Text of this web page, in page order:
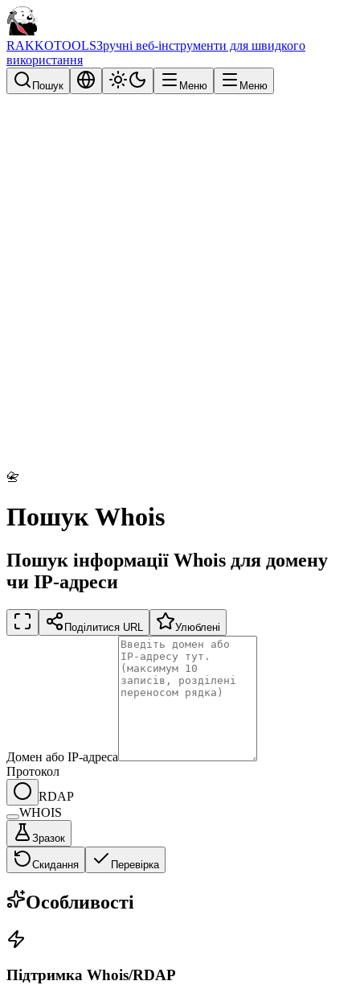
RAKKOTOOLSЗручні веб-інструменти для швидкого
використання
Пошук Меню Меню
📇
Пошук Whois
Пошук інформації Whois для домену
чи IP-адреси
Поділитися URL Улюблені
Домен або IP-адреса
Протокол
RDAP
WHOIS
Зразок
Скидання Перевірка
Особливості
Підтримка Whois/RDAP